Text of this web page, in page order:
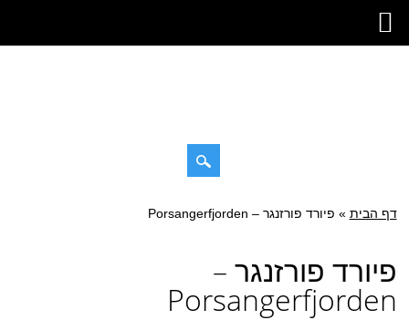
Main menu
Skip
דף הבית » פיורד פורזנגר – Porsangerfjorden
פיורד פורזנגר –
Porsangerfjorden